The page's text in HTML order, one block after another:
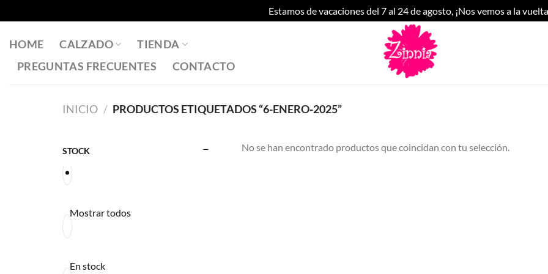
Estamos de vacaciones del 7 al 24 de agosto, ¡Nos vemos a la
HOME CALZADO
TIENDA
PREGUNTAS FRECUENTES
CONTACTO
INICIO / PRODUCTOS ETIQUETADOS “6-ENERO-2025”
STOCK
Mostrar todos
En stock
No se han encontrado productos que coincidan con tu selección.